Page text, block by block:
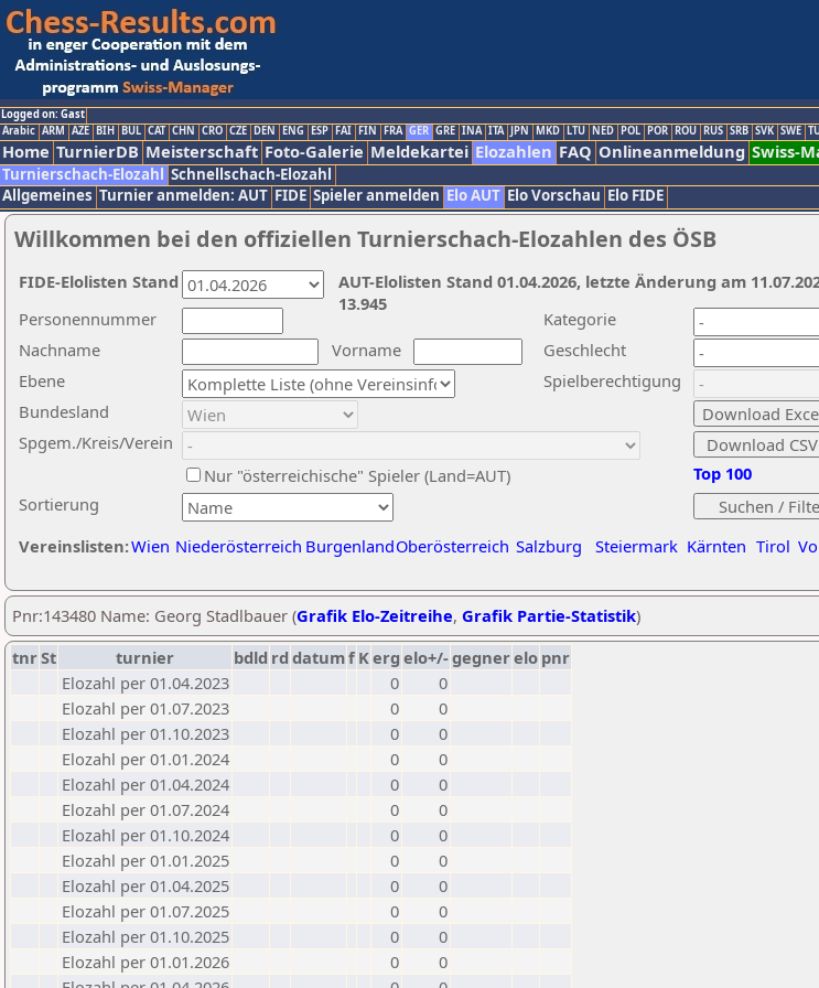
Logged on: Gast
Arabic ARM AZE BIH BUL CAT CHN CRO CZE DEN ENG ESP FAI FIN FRA GER GRE INA ITA JPN MKD LTU NED POL POR ROU RUS SRB SVK SWE
Home TurnierDB Meisterschaft Foto-Galerie Meldekartei Elozahlen FAQ Onlineanmeldung Swiss-
Turnierschach-Elozahl Schnellschach-Elozahl
Allgemeines Turnier anmelden: AUT FIDE Spieler anmelden Elo AUT Elo Vorschau Elo FIDE
Willkommen bei den offiziellen Turnierschach-Elozahlen des ÖSB
Nachname
Vorname
Ebene
Kategorie
Sortierung
Personennummer
Bundesland
Spgem./Kreis/Verein
Geschlecht
Nur "österreichische" Spieler (Land=AUT)
Spielberechtigung
Vereinslisten:Wien Niederösterreich BurgenlandOberösterreich Salzburg Steiermark Kärnten Tirol
Top 100
AUT-Elolisten Stand 01.04.2026, letzte Änderung am
13.945
FIDE-Elolisten Stand
Pnr:143480 Name: Georg Stadlbauer (Grafik Elo-Zeitreihe, Grafik Partie-Statistik)
tnrSt turnier bdld rd datumf Kerg elo+/-gegnerelo pnr
Elozahl per 01.04.2023
0
0
Elozahl per 01.07.2023
0
0
Elozahl per 01.10.2023
0
0
Elozahl per 01.01.2024
0
0
Elozahl per 01.04.2024
0
0
Elozahl per 01.07.2024
0
0
Elozahl per 01.10.2024
0
0
Elozahl per 01.01.2025
0
0
Elozahl per 01.04.2025
0
0
Elozahl per 01.07.2025
0
0
Elozahl per 01.10.2025
0
0
Elozahl per 01.01.2026
0
0